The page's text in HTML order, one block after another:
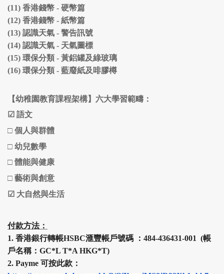
(11) 香港錢幣 - 硬幣篇
(12) 香港錢幣 - 紙幣篇
(13) 認識天氣 - 警告訊號
(14) 認識天氣 - 天氣圖標
(15) 環保分類 - 黃鋁罐及綠玻璃
(16) 環保分類 - 藍廢紙及啡膠樽
【幼稚園教育課程架構】六大學習範疇：
☑ 語文
□ 個人與群體
□ 幼兒數學
□ 體能與健康
□ 藝術與創意
☑ 大自然與生活
付款方法：
1. 香港銀行轉帳HSBC滙豐帳戶號碼 ：484-436431-001 (帳
戶名稱：GC*L T*A HKG*T)
2. Payme 可按此款：